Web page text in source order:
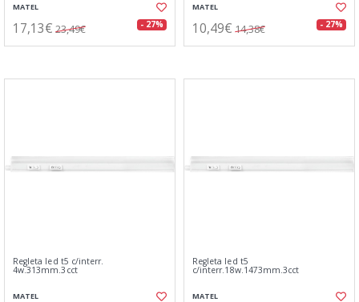
MATEL
17,13€ 23,49€ - 27%
MATEL
10,49€ 14,38€ - 27%
Regleta led t5 c/interr.
4w.313mm.3cct
MATEL
Regleta led t5
c/interr.18w.1473mm.3cct
MATEL